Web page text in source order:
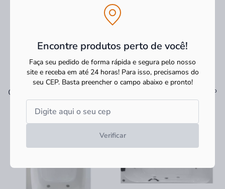
Encontre produtos perto de você!
Faça seu pedido de forma rápida e segura pelo nosso
site e receba em até 24 horas! Para isso, precisamos do
seu CEP. Basta preencher o campo abaixo e pronto!
Verificar
Os mais vendidos Ver tudo